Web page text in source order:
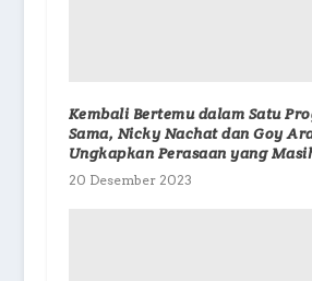
Kembali Bertemu dalam Satu
Sama, Nicky Nachat dan Goy
Ungkapkan Perasaan yang
20 Desember 2023